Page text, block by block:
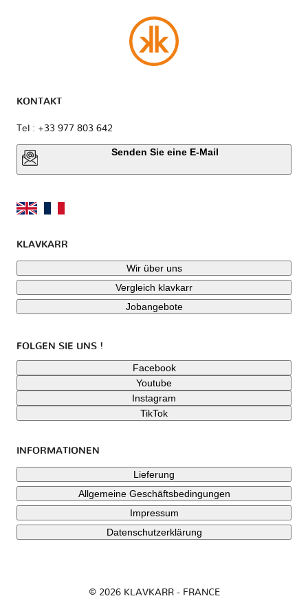
KONTAKT
Tel : +33 977 803 642
Senden Sie eine E-Mail
KLAVKARR
Wir über uns
Vergleich klavkarr
Jobangebote
FOLGEN SIE UNS !
Facebook
Youtube
Instagram
TikTok
INFORMATIONEN
Lieferung
Allgemeine Geschäftsbedingungen
Impressum
Datenschutzerklärung
© 2026 KLAVKARR - FRANCE